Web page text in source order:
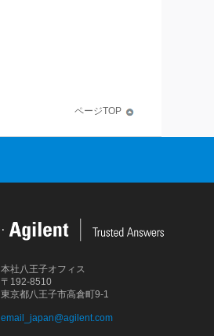
ページTOP
本社八王子オフィス
〒192-8510
東京都八王子市高倉町9-1
email_japan@agilent.com